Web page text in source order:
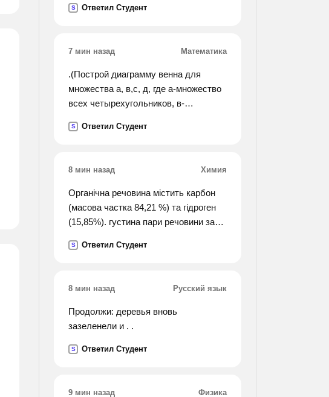
скоростью 65км/ч, другой 60км/ч.
S Ответил Студент
7 мин назад Математика
.(Построй диаграмму венна для
множества а, в,с, д, где а-множество
всех четырехугольников, в-
квадратов, д-множество
S Ответил Студент
8 мин назад Химия
Органічна речовина містить карбон
(масова частка 84,21 %) та гідроген
(15,85%). густина пари речовини за
формулу цієї речовини.
S Ответил Студент
8 мин назад Русский язык
Продолжи: деревья вновь
зазеленели и . .
S Ответил Студент
9 мин назад Физика